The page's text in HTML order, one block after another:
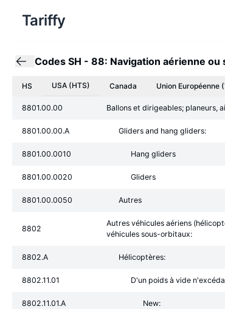
Tariffy
Codes SH - 88: Navigation aérienne ou
HS USA (HTS) Canada Union Européenne
8801.00.00 Ballons et dirigeables; planeurs,
8801.00.00.A Gliders and hang gliders:
8801.00.0010 Hang gliders
8801.00.0020 Gliders
8801.00.0050 Autres
8802
Autres véhicules aériens
véhicules sous-orbitaux:
8802.A Hélicoptères:
8802.11.01 D'un poids à vide
8802.11.01.A New: